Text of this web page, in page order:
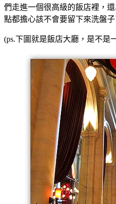
們走進一個很高級的飯店裡，
點都擔心該不會要留下來洗盤
(ps.下圖就是飯店大廳，是不是